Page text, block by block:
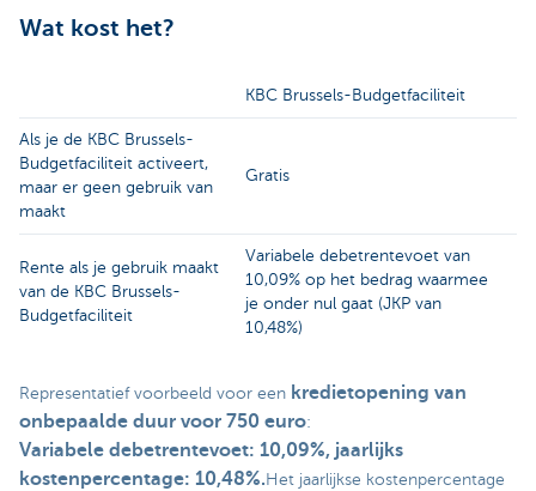
Wat kost het?
KBC Brussels-Budgetfaciliteit
Als je de KBC Brussels-
Budgetfaciliteit activeert,
maar er geen gebruik van
maakt
Gratis
Rente als je gebruik maakt
van de KBC Brussels-
Budgetfaciliteit
Variabele debetrentevoet van
10,09% op het bedrag waarmee
je onder nul gaat (JKP van
10,48%)
Representatief voorbeeld voor een kredietopening van
onbepaalde duur voor 750 euro:
Variabele debetrentevoet: 10,09%, jaarlijks
kostenpercentage: 10,48%. Het jaarlijkse kostenpercentage